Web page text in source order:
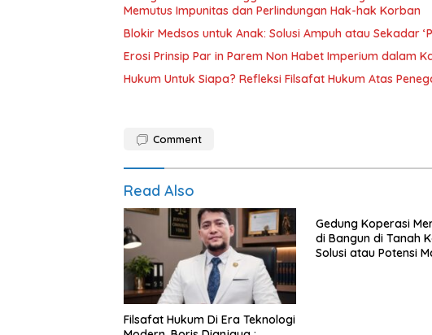
Memutus Impunitas dan Perlindungan Hak-hak Korban
Blokir Medsos untuk Anak: Solusi Ampuh atau Sekadar
Hukum Untuk Siapa? Refleksi Filsafat Hukum Atas
Comment
Read Also
Filsafat Hukum Di Era Teknologi
Gedung Koperasi
di Bangun di Tanah
Solusi atau Potensi